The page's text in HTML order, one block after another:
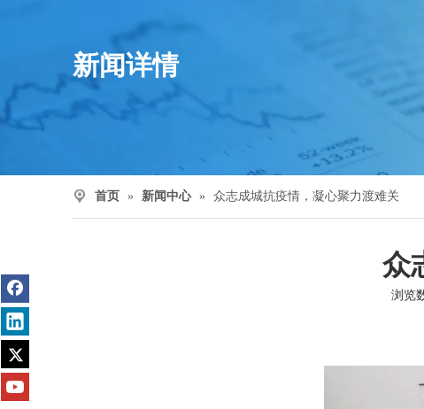
新闻详情
首页 » 新闻中心 » 众志成城抗疫情，凝心聚力渡难关
众
浏览